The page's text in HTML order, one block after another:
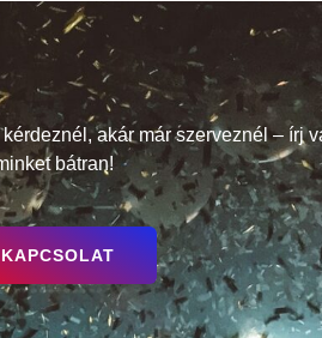
akár már szerveznél – írj
bátran!
KAPCSOLAT